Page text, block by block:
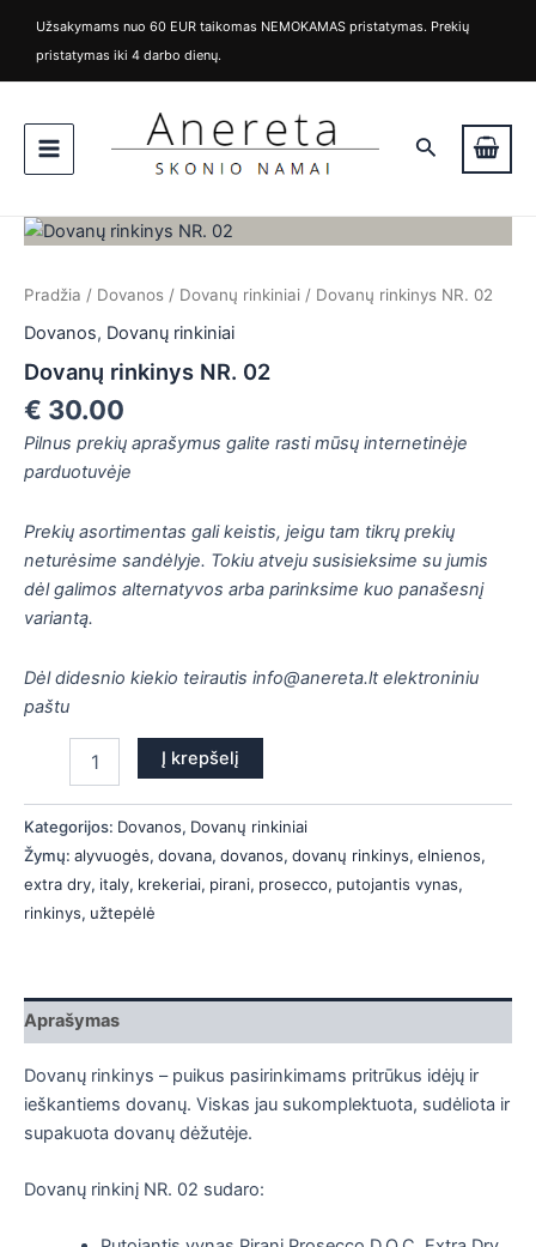
turinio
Užsakymams nuo 60 EUR taikomas NEMOKAMAS pristatymas. Prekių
pristatymas iki 4 darbo dienų.
Menu
Paieška
Pradžia / Dovanos / Dovanų rinkiniai / Dovanų rinkinys NR. 02
Dovanos, Dovanų rinkiniai
Dovanų rinkinys NR. 02
€ 30.00
Pilnus prekių aprašymus galite rasti mūsų internetinėje
parduotuvėje
Prekių asortimentas gali keistis, jeigu tam tikrų prekių
neturėsime sandėlyje. Tokiu atveju susisieksime su jumis
dėl galimos alternatyvos arba parinksime kuo panašesnį
variantą.
Dėl didesnio kiekio teirautis info@anereta.lt elektroniniu
paštu
produkto
kiekis:
rinkinys
NR.
02
Į krepšelį
Kategorijos: Dovanos, Dovanų rinkiniai
Žymų: alyvuogės, dovana, dovanos, dovanų rinkinys, elnienos,
extra dry, italy, krekeriai, pirani, prosecco, putojantis vynas,
rinkinys, užtepėlė
Aprašymas
Dovanų rinkinys – puikus pasirinkimams pritrūkus idėjų ir
ieškantiems dovanų. Viskas jau sukomplektuota, sudėliota ir
supakuota dovanų dėžutėje.
Dovanų rinkinį NR. 02 sudaro: